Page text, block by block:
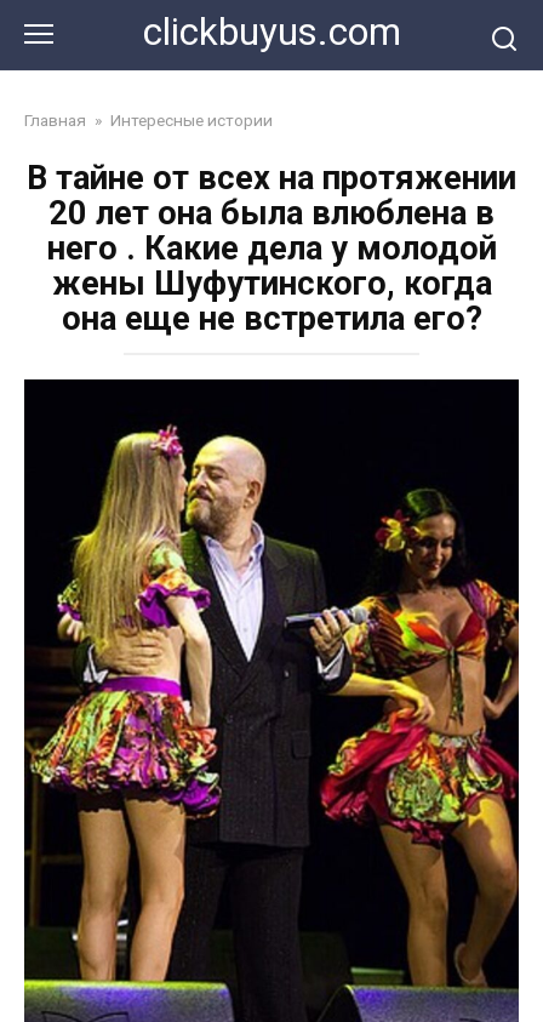
контенту
clickbuyus.com
Главная » Интересные истории
В тайне от всех на протяжении
20 лет она была влюблена в
него . Какие дела у молодой
жены Шуфутинского, когда
она еще не встретила его?